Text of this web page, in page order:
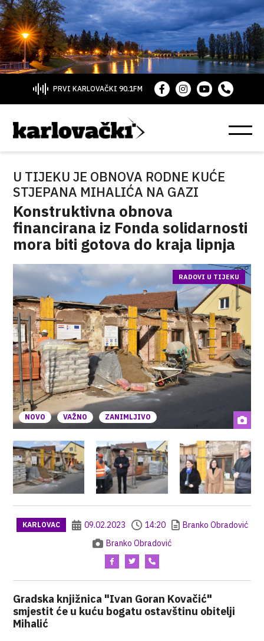
PRVI KARLOVAČKI 90.1FM
U TIJEKU JE OBNOVA RODNE KUĆE
STJEPANA MIHALIĆA NA GAZI
Konstruktivna obnova
financirana iz Fonda solidarnosti
mora biti gotova do kraja lipnja
NOVO VAŽNO ZANIMLJIVO
RADOVI U TIJEKU
KARLOVAC 09.02.2023 14:20
Branko Obradović
Branko Obradović
Gradska knjižnica "Ivan Goran Kovačić"
smjestit će u kuću bogatu ostavštinu obitelji
Mihalić